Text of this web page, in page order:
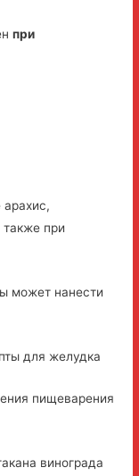
при
арахис,
при
может нанести
для желудка
пищеварения
винограда